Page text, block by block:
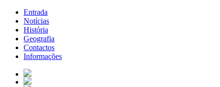
Entrada
Notícias
História
Geografia
Contactos
Informações